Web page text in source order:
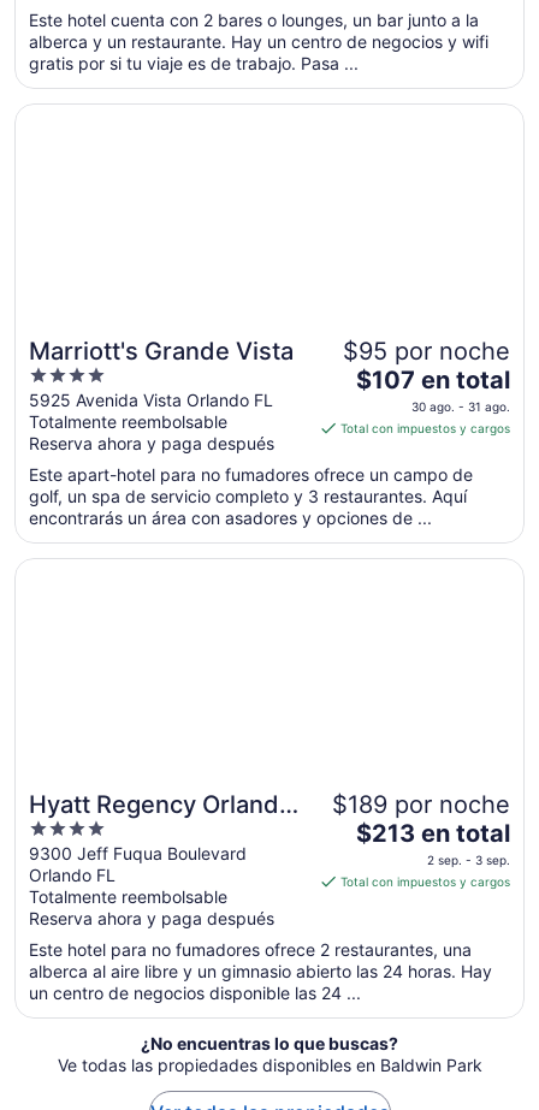
en
total
noche
Este hotel cuenta con 2 bares o lounges, un bar junto a la
alberca y un restaurante. Hay un centro de negocios y wifi
gratis por si tu viaje es de trabajo. Pasa ...
Marriott's Grande Vista
4
out
of
5
5925 Avenida Vista Orlando FL
Totalmente reembolsable
Reserva ahora y paga después
$95 por noche
El
es
$107
en
total
por
$107 en total
30 ago. - 31 ago.
Total con impuestos y cargos
Este apart-hotel para no fumadores ofrece un campo de
golf, un spa de servicio completo y 3 restaurantes. Aquí
encontrarás un área con asadores y opciones de ...
Se abrirá en una nueva ventana
Marriott's Grande Vista
Hyatt Regency Orlando
International Airport
4
out
of
5
9300 Jeff Fuqua Boulevard
Orlando FL
Totalmente reembolsable
Reserva ahora y paga después
$189 por noche
El
es
en
total
por
noche
del
2
sep
$213 en total
2 sep. - 3 sep.
Total con impuestos y cargos
Este hotel para no fumadores ofrece 2 restaurantes, una
alberca al aire libre y un gimnasio abierto las 24 horas. Hay
un centro de negocios disponible las 24 ...
Se abrirá en una nueva ventana
Hyatt Regency Orlando International Airport
¿No encuentras lo que buscas?
Ve todas las propiedades disponibles en Baldwin Park